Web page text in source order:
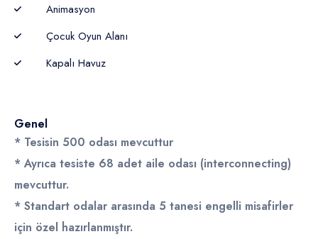
Animasyon
Çocuk Oyun Alanı
Kapalı Havuz
Genel
* Tesisin 500 odası mevcuttur
* Ayrıca tesiste 68 adet aile odası (interconnecting)
mevcuttur.
* Standart odalar arasında 5 tanesi engelli misafirler
için özel hazırlanmıştır.